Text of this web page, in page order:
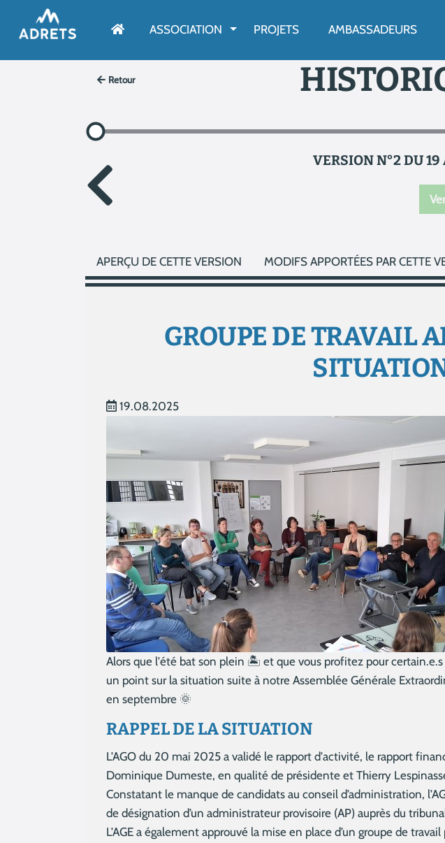
ASSOCIATION AFFICHER LE MENU
PROJETS AMBASSADEURS
Retour
VERSION N°2 DU
APERÇU DE CETTE VERSION MODIFS APPORTÉES PAR CETTE
GROUPE DE TRAVAIL
19.08.2025
Alors que l'été bat son plein 🏝️ et que vous profitez pour
un point sur la situation suite à notre Assemblée Générale
en septembre 🌞
RAPPEL DE LA SITUATION
L’AGO du 20 mai 2025 a validé le rapport d'activité, le rapport
Dominique Dumeste, en qualité de présidente et Thierry
Constatant le manque de candidats au conseil d’administration,
de désignation d’un administrateur provisoire (AP) auprès du
L’AGE a également approuvé la mise en place d’un groupe de